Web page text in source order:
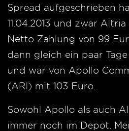
Spread aufgeschrieben
11.04.2013 und zwar
Netto Zahlung von 99
dann gleich ein paar Tage
und war von Apollo
(ARI) mit 103 Euro.
Sowohl Apollo als auch
immer noch im Depot.